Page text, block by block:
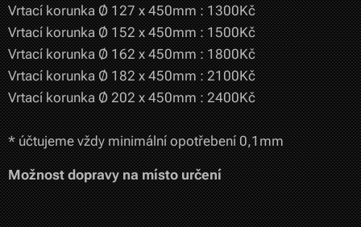
Vrtací korunka Ø 127 x 450mm : 1300Kč
Vrtací korunka Ø 152 x 450mm : 1500Kč
Vrtací korunka Ø 162 x 450mm : 1800Kč
Vrtací korunka Ø 182 x 450mm : 2100Kč
Vrtací korunka Ø 202 x 450mm : 2400Kč
* účtujeme vždy minimální opotřebení 0,1mm
Možnost dopravy na místo určení